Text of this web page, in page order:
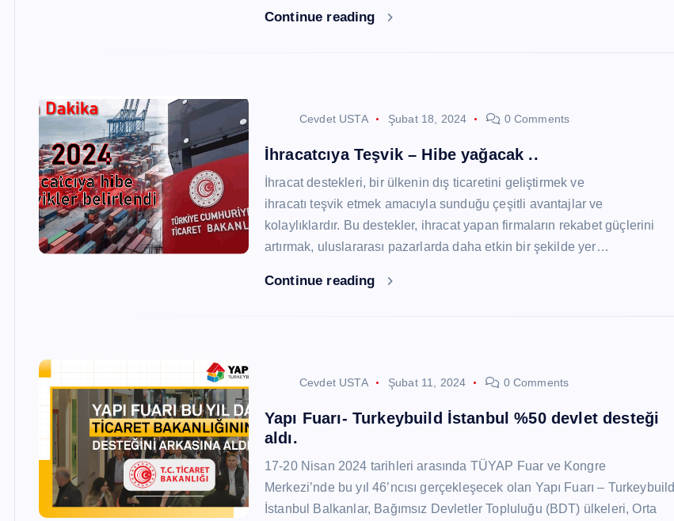
Continue reading
Cevdet USTA Şubat 18, 2024 0 Comments
İhracatcıya Teşvik – Hibe yağacak ..
İhracat destekleri, bir ülkenin dış ticaretini geliştirmek ve
ihracatı teşvik etmek amacıyla sunduğu çeşitli avantajlar ve
kolaylıklardır. Bu destekler, ihracat yapan firmaların rekabet güçlerini
artırmak, uluslararası pazarlarda daha etkin bir şekilde yer…
Continue reading
Cevdet USTA Şubat 11, 2024 0 Comments
Yapı Fuarı- Turkeybuild İstanbul %50 devlet desteği
aldı.
17-20 Nisan 2024 tarihleri arasında TÜYAP Fuar ve Kongre
Merkezi’nde bu yıl 46’ncısı gerçekleşecek olan Yapı Fuarı – Turkeybuild
İstanbul Balkanlar, Bağımsız Devletler Topluluğu (BDT) ülkeleri, Orta